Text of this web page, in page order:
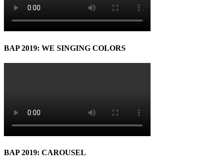
BAP 2019: WE SINGING COLORS
BAP 2019: CAROUSEL